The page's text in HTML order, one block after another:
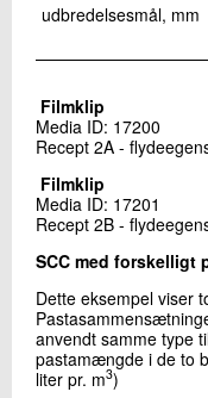
udbredelsesmål, mm
Filmklip
Media ID: 17200
Recept 2A -
Filmklip
Media ID: 17201
Recept 2B -
SCC med forskelligt
Dette eksempel viser
anvendt samme type
pastamængde i de to
liter pr. m3)